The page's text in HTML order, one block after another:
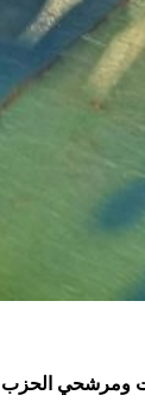
ومرشحي الحزب